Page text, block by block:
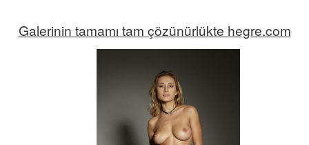
Galerinin tamamı tam çözünürlükte hegre.com